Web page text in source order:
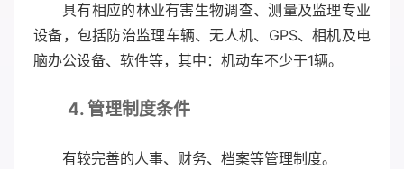
具有相应的林业有害生物调查、测量及监理专业
设备，包括防治监理车辆、无人机、GPS、相机及电
脑办公设备、软件等，其中：机动车不少于1辆。
4. 管理制度条件
有较完善的人事、财务、档案等管理制度。